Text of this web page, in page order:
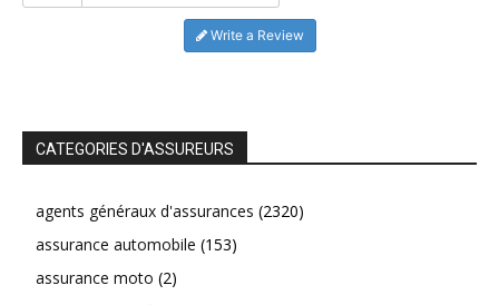
Write a Review
CATEGORIES D'ASSUREURS
agents généraux d'assurances (2320)
assurance automobile (153)
assurance moto (2)